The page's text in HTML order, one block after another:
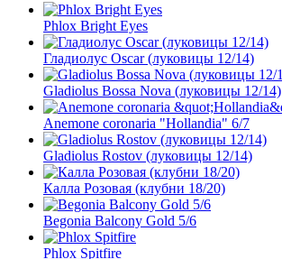
Phlox Bright Eyes
Гладиолус Oscar (луковицы 12/14)
Gladiolus Bossa Nova (луковицы 12/14)
Anemone coronaria "Hollandia" 6/7
Gladiolus Rostov (луковицы 12/14)
Калла Розовая (клубни 18/20)
Begonia Balcony Gold 5/6
Phlox Spitfire